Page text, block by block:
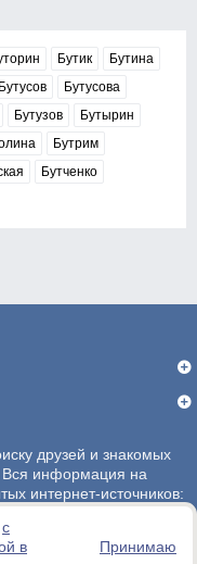
с
в
Принимаю
Бутик
Бутина
Бутусов
Бутусова
Бутузов
Бутырин
Бутрим
Бутченко
друзей и знакомых
Вся информация на
интернет-источников:
несет.